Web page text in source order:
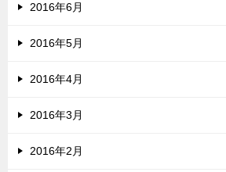
2016年6月
2016年5月
2016年4月
2016年3月
2016年2月